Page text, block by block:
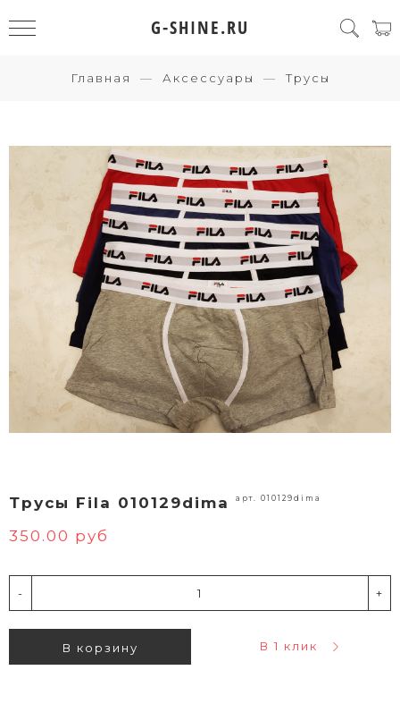
G-SHINE.RU
Главная Аксессуары Трусы
Трусы Fila 010129dima арт. 010129dima
350.00 руб
- +
В корзину В 1 клик